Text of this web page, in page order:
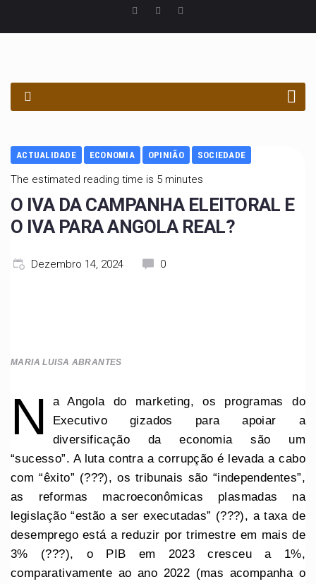
ACTUALIDADE ECONOMIA OPINIÃO SOCIEDADE
The estimated reading time is 5 minutes
O IVA DA CAMPANHA ELEITORAL E
O IVA PARA ANGOLA REAL?
Dezembro 14, 2024 0
MARIA LUISA ABRANTES
N
a Angola do marketing, os programas do
Executivo gizados para apoiar a
diversificação da economia são um
“sucesso”. A luta contra a corrupção é levada a cabo
com “êxito” (???), os tribunais são “independentes”,
as reformas macroeconômicas plasmadas na
legislação “estão a ser executadas” (???), a taxa de
desemprego está a reduzir por trimestre em mais de
3% (???), o PIB em 2023 cresceu a 1%,
comparativamente ao ano 2022 (mas acompanha o